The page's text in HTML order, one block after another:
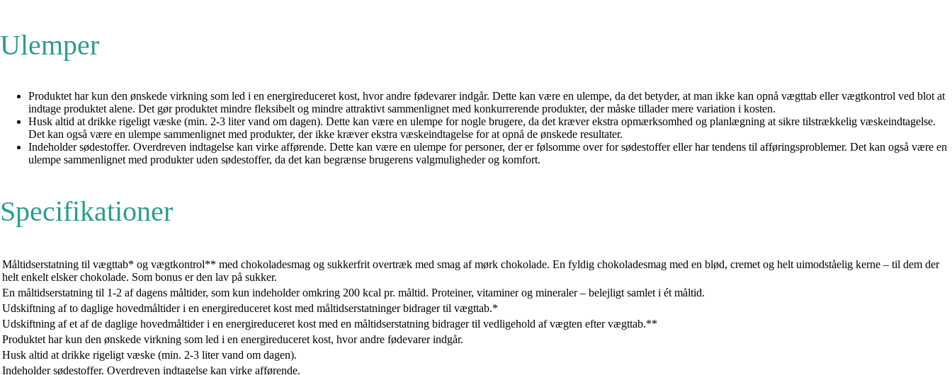
Ulemper
Produktet har kun den ønskede virkning som led i en energireduceret kost, hvor andre fødevarer indgår. Dette kan være en ulempe, da det betyder, at man ikke kan opnå vægttab eller vægtkontrol ved blot at
indtage produktet alene. Det gør produktet mindre fleksibelt og mindre attraktivt sammenlignet med konkurrerende produkter, der måske tillader mere variation i kosten.
Husk altid at drikke rigeligt væske (min. 2-3 liter vand om dagen). Dette kan være en ulempe for nogle brugere, da det kræver ekstra opmærksomhed og planlægning at sikre tilstrækkelig væskeindtagelse.
Det kan også være en ulempe sammenlignet med produkter, der ikke kræver ekstra væskeindtagelse for at opnå de ønskede resultater.
Indeholder sødestoffer. Overdreven indtagelse kan virke afførende. Dette kan være en ulempe for personer, der er følsomme over for sødestoffer eller har tendens til afføringsproblemer. Det kan også være en
ulempe sammenlignet med produkter uden sødestoffer, da det kan begrænse brugerens valgmuligheder og komfort.
Specifikationer
Måltidserstatning til vægttab* og vægtkontrol** med chokoladesmag og sukkerfrit overtræk med smag af mørk chokolade. En fyldig chokoladesmag med en blød, cremet og helt uimodståelig kerne – til dem der
helt enkelt elsker chokolade. Som bonus er den lav på sukker.
En måltidserstatning til 1-2 af dagens måltider, som kun indeholder omkring 200 kcal pr. måltid. Proteiner, vitaminer og mineraler – belejligt samlet i ét måltid.
Udskiftning af to daglige hovedmåltider i en energireduceret kost med måltidserstatninger bidrager til vægttab.*
Udskiftning af et af de daglige hovedmåltider i en energireduceret kost med en måltidserstatning bidrager til vedligehold af vægten efter vægttab.**
Produktet har kun den ønskede virkning som led i en energireduceret kost, hvor andre fødevarer indgår.
Husk altid at drikke rigeligt væske (min. 2-3 liter vand om dagen).
Indeholder sødestoffer. Overdreven indtagelse kan virke afførende.